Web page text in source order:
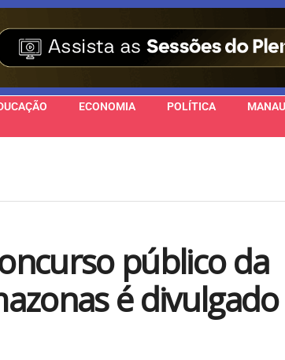
ECONOMIA POLÍTICA
público da
é divulgado